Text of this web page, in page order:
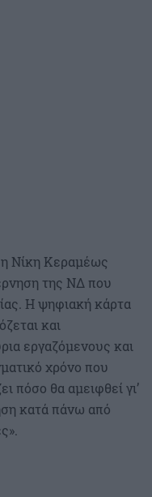
η Νίκη Κεραμέως
της ΝΔ που
Η ψηφιακή κάρτα
και
εργαζόμενους και
χρόνο που
πόσο θα αμειφθεί γι’
κατά πάνω από